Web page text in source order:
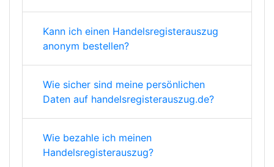
Kann ich einen Handelsregisterauszug
anonym bestellen?
Wie sicher sind meine persönlichen
Daten auf handelsregisterauszug.de?
Wie bezahle ich meinen
Handelsregisterauszug?